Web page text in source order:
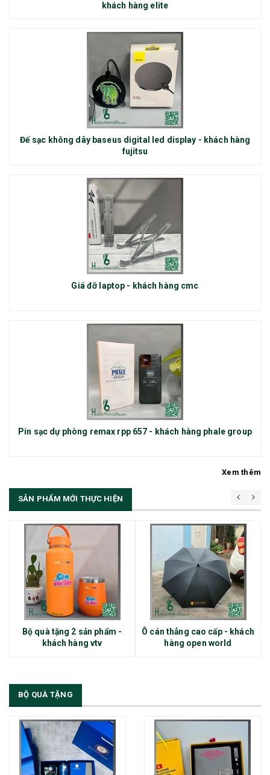
khách hàng elite
Đế sạc không dây baseus digital led display - khách hàng
fujitsu
Giá đỡ laptop - khách hàng cmc
Pin sạc dự phòng remax rpp 657 - khách hàng phale group
Xem thêm
SẢN PHẨM MỚI THỰC HIỆN
Bộ quà tặng 2 sản phẩm -
khách hàng vtv
Ô cán thẳng cao cấp - khách
hàng open world
BỘ QUÀ TẶNG